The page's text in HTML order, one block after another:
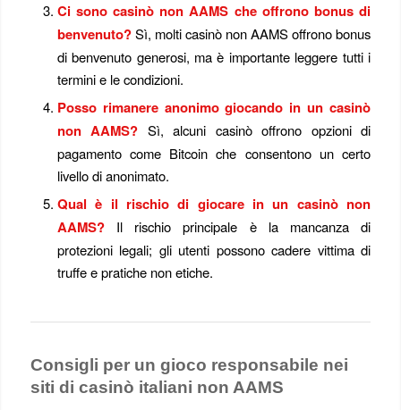
Ci sono casinò non AAMS che offrono bonus di
benvenuto?Sì, molti casinò non AAMS offrono bonus
di benvenuto generosi, ma è importante leggere tutti i
termini e le condizioni.
Posso rimanere anonimo giocando in un casinò
non AAMS? Sì, alcuni casinò offrono opzioni di
pagamento come Bitcoin che consentono un certo
livello di anonimato.
Qual è il rischio di giocare in un casinò non
AAMS?Il rischio principale è la mancanza di
protezioni legali; gli utenti possono cadere vittima di
truffe e pratiche non etiche.
Consigli per un gioco responsabile nei
siti di casinò italiani non AAMS